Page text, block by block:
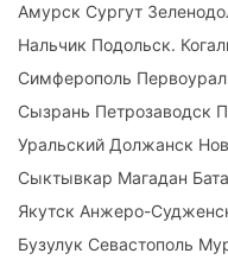
Амурск Сургут
Нальчик Подольск.
Симферополь
Сызрань Петрозаводск
Уральский Должанск
Сыктывкар Магадан
Якутск Анжеро-
Бузулук Севастополь